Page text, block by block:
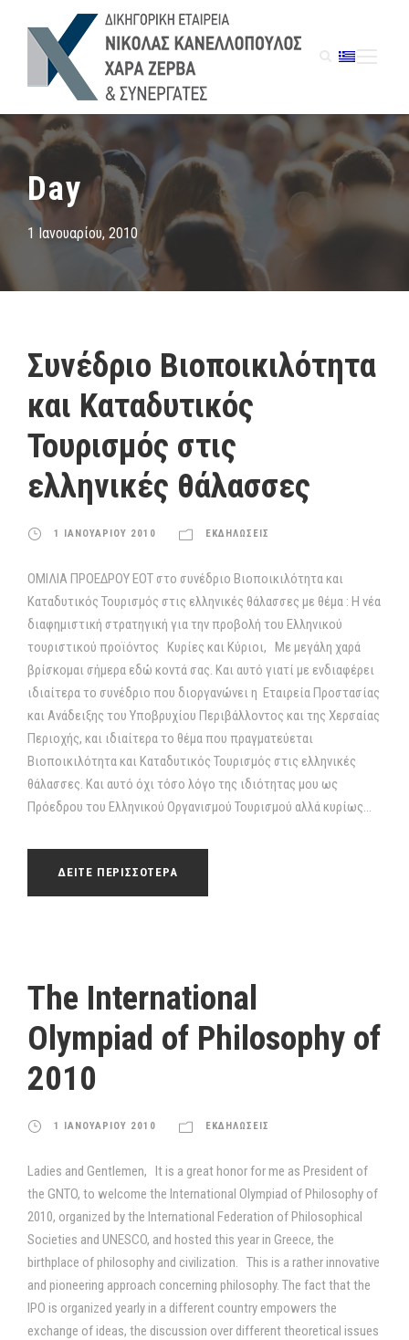
Day
1 Ιανουαρίου, 2010
Συνέδριο Βιοποικιλότητα
και Καταδυτικός
Τουρισμός στις
ελληνικές θάλασσες
1 ΙΑΝΟΥΑΡΙΟΥ 2010 ΕΚΔΗΛΩΣΕΙΣ
ΟΜΙΛΙΑ ΠΡΟΕΔΡΟΥ ΕΟΤ στο συνέδριο Βιοποικιλότητα και
Καταδυτικός Τουρισμός στις ελληνικές θάλασσες με θέμα : Η νέα
διαφημιστική στρατηγική για την προβολή του Ελληνικού
τουριστικού προϊόντος Κυρίες και Κύριοι, Με μεγάλη χαρά
βρίσκομαι σήμερα εδώ κοντά σας. Και αυτό γιατί με ενδιαφέρει
ιδιαίτερα το συνέδριο που διοργανώνει η Εταιρεία Προστασίας
και Ανάδειξης του Υποβρυχίου Περιβάλλοντος και της Χερσαίας
Περιοχής, και ιδιαίτερα το θέμα που πραγματεύεται
Βιοποικιλότητα και Καταδυτικός Τουρισμός στις ελληνικές
θάλασσες. Και αυτό όχι τόσο λόγο της ιδιότητας μου ως
Πρόεδρου του Ελληνικού Οργανισμού Τουρισμού αλλά κυρίως...
ΔΕΙΤΕ ΠΕΡΙΣΣΟΤΕΡΑ
Τhe International
Olympiad of Philosophy of
2010
1 ΙΑΝΟΥΑΡΙΟΥ 2010 ΕΚΔΗΛΩΣΕΙΣ
Ladies and Gentlemen, It is a great honor for me as President of
the GNTO, to welcome the International Olympiad of Philosophy of
2010, organized by the International Federation of Philosophical
Societies and UNESCO, and hosted this year in Greece, the
birthplace of philosophy and civilization. This is a rather innovative
and pioneering approach concerning philosophy. The fact that the
IPO is organized yearly in a different country empowers the
exchange of ideas, the discussion over different theoretical issues